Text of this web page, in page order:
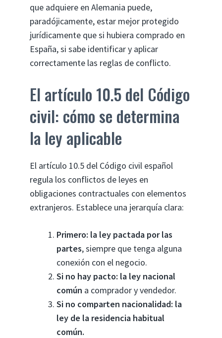
que adquiere en Alemania puede,
paradójicamente, estar mejor protegido
jurídicamente que si hubiera comprado en
España, si sabe identificar y aplicar
correctamente las reglas de conflicto.
El artículo 10.5 del Código
civil: cómo se determina
la ley aplicable
El artículo 10.5 del Código civil español
regula los conflictos de leyes en
obligaciones contractuales con elementos
extranjeros. Establece una jerarquía clara:
Primero: la ley pactada por las
partes, siempre que tenga alguna
conexión con el negocio.
Si no hay pacto: la ley nacional
común a comprador y vendedor.
Si no comparten nacionalidad: la
ley de la residencia habitual
común.